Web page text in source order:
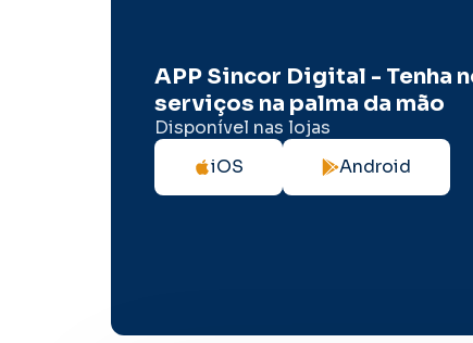
APP Sincor Digital - Tenha
serviços na palma da mão
Disponível nas lojas
iOS
Android